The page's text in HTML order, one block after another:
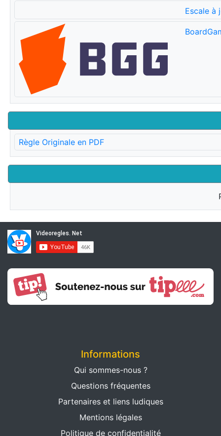
Escale à
Règle Originale en PDF
Informations
Qui sommes-nous ?
Questions fréquentes
Partenaires et liens ludiques
Mentions légales
Politique de confidentialité